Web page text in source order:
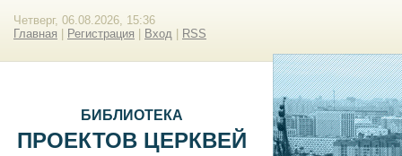
Четверг, 06.08.2026, 15:36
Главная
Регистрация Вход RSS
БИБЛИОТЕКА
ПРОЕКТОВ ЦЕРКВЕЙ